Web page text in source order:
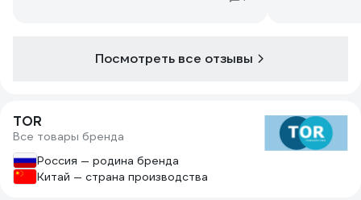
Посмотреть все отзывы
TOR
Все товары бренда
Россия — родина бренда
Китай — страна производства